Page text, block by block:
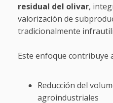
residual del olivar,
valorización de
tradicionalmente
Este enfoque contribuye
Reducción del
agroindustriales